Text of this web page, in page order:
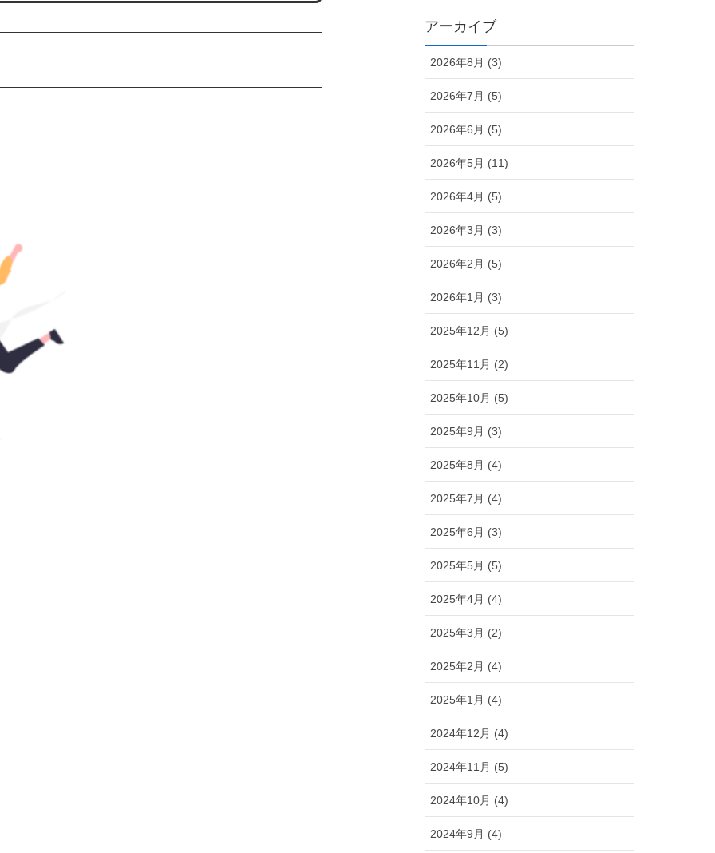
アーカイブ
2026年8月 (3)
2026年7月 (5)
2026年6月 (5)
2026年5月 (11)
2026年4月 (5)
2026年3月 (3)
2026年2月 (5)
2026年1月 (3)
2025年12月 (5)
2025年11月 (2)
2025年10月 (5)
2025年9月 (3)
2025年8月 (4)
2025年7月 (4)
2025年6月 (3)
2025年5月 (5)
2025年4月 (4)
2025年3月 (2)
2025年2月 (4)
2025年1月 (4)
2024年12月 (4)
2024年11月 (5)
2024年10月 (4)
2024年9月 (4)